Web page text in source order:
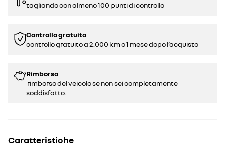
tagliando con almeno 100 punti di controllo
Controllo gratuito
controllo gratuito a 2.000 km o 1 mese dopo l’acquisto
Rimborso
rimborso del veicolo se non sei completamente
soddisfatto.
Caratteristiche